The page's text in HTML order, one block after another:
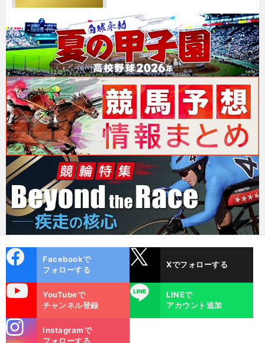
ok
Facebookで
フォローする
Xでフォローする
YouTubeで
チャンネル登録
LINE
LINEで
アカウント追加
m
Instagramで
フォローする